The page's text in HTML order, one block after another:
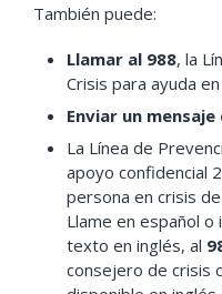
También puede:
Llamar al 988, la
Crisis para ayuda
Enviar un
La Línea de
apoyo confidencial
persona en crisis
Llame en español o
texto en inglés, al
consejero de crisis